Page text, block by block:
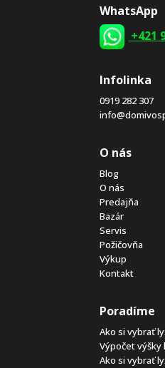
WhatsApp
+421
Infolinka
0919 282 307
O nás
Blog
O nás
Predajňa
Bazár
Servis
Požičovňa
Výkup
Kontakt
Poradíme
Ako si vybrať
Výpočet výšky
Ako si vybrať